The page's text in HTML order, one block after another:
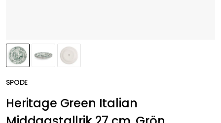
SPODE
Heritage Green Italian